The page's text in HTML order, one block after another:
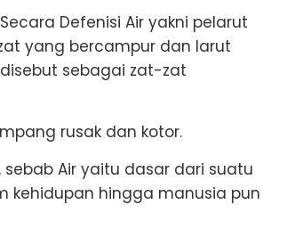
Defenisi Air yakni pelarut
yang bercampur dan larut
sebagai zat-zat
rusak dan kotor.
Air yaitu dasar dari suatu
kehidupan hingga manusia pun